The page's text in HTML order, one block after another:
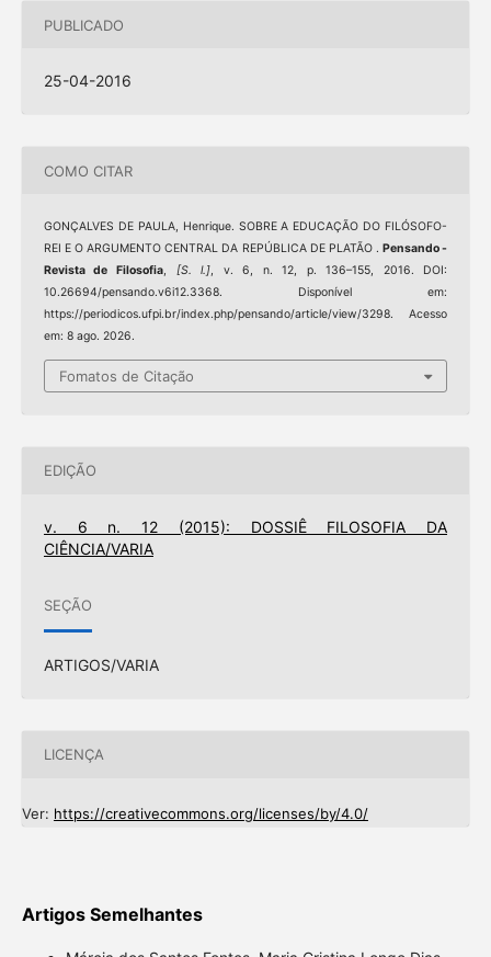
PUBLICADO
25-04-2016
COMO CITAR
GONÇALVES DE PAULA, Henrique. SOBRE A EDUCAÇÃO DO FILÓSOFO-
REI E O ARGUMENTO CENTRAL DA REPÚBLICA DE PLATÃO . Pensando -
Revista de Filosofia, [S. l.], v. 6, n. 12, p. 136–155, 2016. DOI:
10.26694/pensando.v6i12.3368. Disponível em:
https://periodicos.ufpi.br/index.php/pensando/article/view/3298. Acesso
em: 8 ago. 2026.
Fomatos de Citação
EDIÇÃO
v. 6 n. 12 (2015): DOSSIÊ FILOSOFIA DA
CIÊNCIA/VARIA
SEÇÃO
ARTIGOS/VARIA
LICENÇA
Ver: https://creativecommons.org/licenses/by/4.0/
Artigos Semelhantes